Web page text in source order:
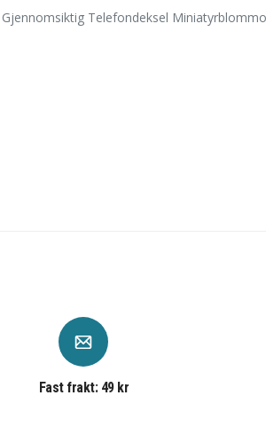
Gjennomsiktig Telefondeksel
Fast frakt: 49 kr